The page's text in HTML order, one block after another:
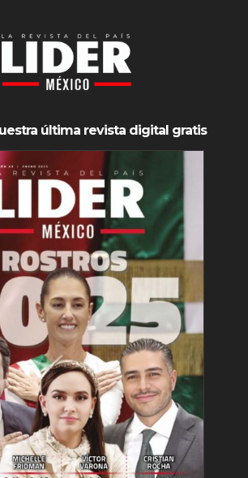
última revista digital gratis